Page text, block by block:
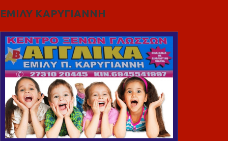
ΕΜΙΛΥ ΚΑΡΥΓΙΑΝΝΗ